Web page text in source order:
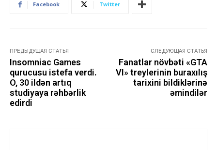
Facebook Twitter
ПРЕДЫДУЩАЯ СТАТЬЯ
Insomniac Games
qurucusu istefa verdi.
O, 30 ildən artıq
studiyaya rəhbərlik
edirdi
СЛЕДУЮЩАЯ СТАТЬЯ
Fanatlar növbəti «GTA
VI» treylerinin buraxılış
tarixini bildiklərinə
əmindilər